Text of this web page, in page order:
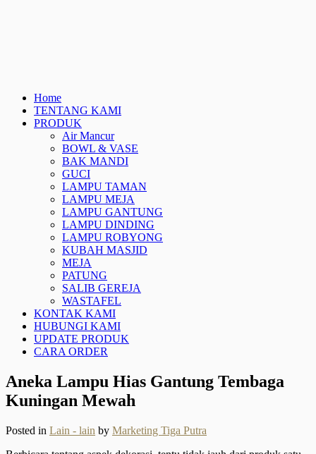
Home
TENTANG KAMI
PRODUK
Air Mancur
BOWL & VASE
BAK MANDI
GUCI
LAMPU TAMAN
LAMPU MEJA
LAMPU GANTUNG
LAMPU DINDING
LAMPU ROBYONG
KUBAH MASJID
MEJA
PATUNG
SALIB GEREJA
WASTAFEL
KONTAK KAMI
HUBUNGI KAMI
UPDATE PRODUK
CARA ORDER
Aneka Lampu Hias Gantung Tembaga
Kuningan Mewah
Posted in Lain - lain by Marketing Tiga Putra